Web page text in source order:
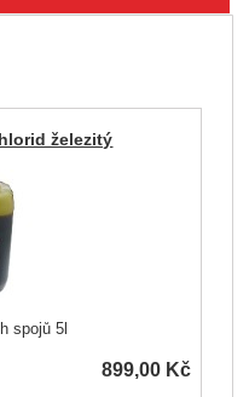
železitý
spojů 5l
899,00 Kč